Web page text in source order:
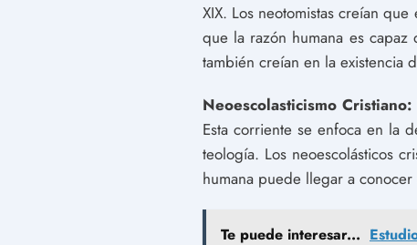
XIX. Los neotomistas creían
que la razón humana es capaz
también creían en la existencia
Neoescolasticismo Cristiano:
Esta corriente se enfoca en la
teología. Los neoescolásticos
humana puede llegar a
Te puede interesar...